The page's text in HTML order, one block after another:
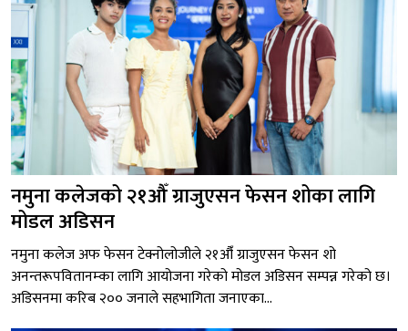
नमुना कलेजको २१औँ ग्राजुएसन फेसन शोका लागि
मोडल अडिसन
नमुना कलेज अफ फेसन टेक्नोलोजीले २१औँ ग्राजुएसन फेसन शो
अनन्तरूपवितानम्का लागि आयोजना गरेको मोडल अडिसन सम्पन्न गरेको छ।
अडिसनमा करिब २०० जनाले सहभागिता जनाएका...